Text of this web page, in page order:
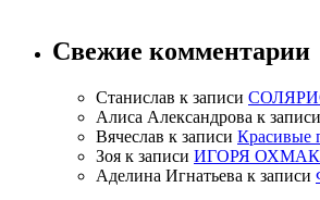
Свежие комментарии
Станислав к записи
Алиса Александрова к записи
Вячеслав к записи Красивые
Зоя к записи ИГОРЯ
Аделина Игнатьева к записи